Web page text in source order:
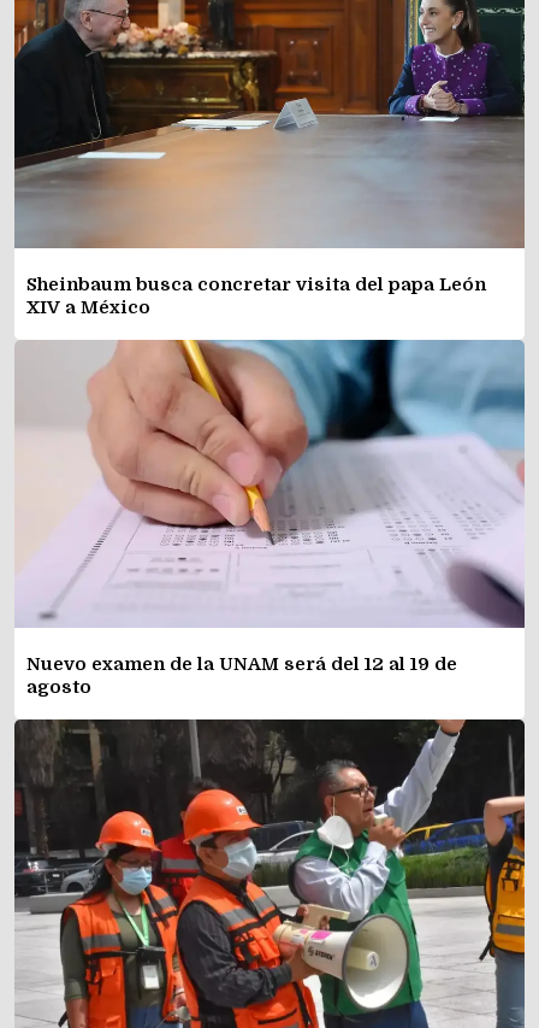
Sheinbaum busca concretar visita del papa León
XIV a México
Nuevo examen de la UNAM será del 12 al 19 de
agosto